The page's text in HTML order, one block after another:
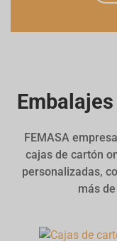
FEMASA
cajas de cartón
personalizadas,
más